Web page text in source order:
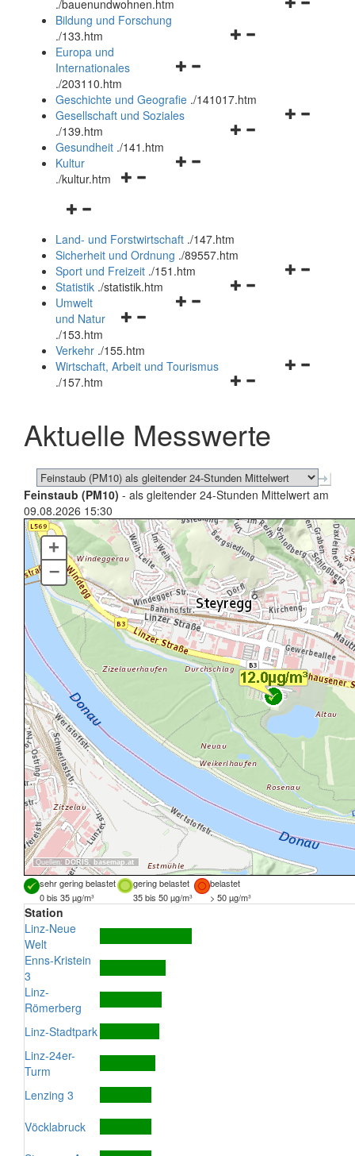
./bauenundwohnen.htm
Navigationsmenü
Bildung und Forschung
./133.htm
Navigationsmenü
und
schließen
Europa und
Internationales
./203110.htm
Geschichte und Geografie ./141017.htm
Navigationsmenü
Gesellschaft und Soziales
./139.htm
Navigationsmenü
Gesundheit ./141.htm
Navigationsmenü
Kultur
./kultur.htm
Navigationsmenü
und
schließen
Land- und Forstwirtschaft ./147.htm
Sicherheit und Ordnung ./89557.htm
Navigationsmenü
Sport und Freizeit ./151.htm
Navigationsmenü
Statistik ./statistik.htm
Navigationsmenü
und
schließen
Umwelt
und Natur
./153.htm
Verkehr ./155.htm
Navigationsmenü
schließen
Wirtschaft, Arbeit und Tourismus
./157.htm
Aktuelle Messwerte
Feinstaub (PM10) - als gleitender 24-Stunden Mittelwert am
09.08.2026 15:30
Quellen: DORIS, basemap.at
+
–
sehr gering belastet gering belastet
belastet
0 bis 35 µg/m³
35 bis 50 µg/m³ > 50 µg/m³
Station
Linz-Neue
Welt
Enns-Kristein
3
Linz-
Römerberg
Linz-Stadtpark
Linz-24er-
Turm
Lenzing 3
Vöcklabruck